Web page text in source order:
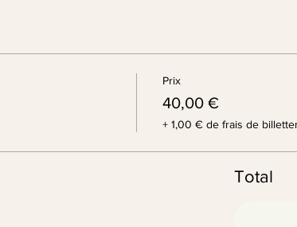
Prix
40,00 €
+ 1,00 € de frais de
Total